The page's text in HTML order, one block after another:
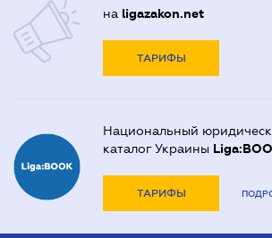
на ligazakon.net
ТАРИФЫ
Национальный
каталог Украины
ТАРИФЫ